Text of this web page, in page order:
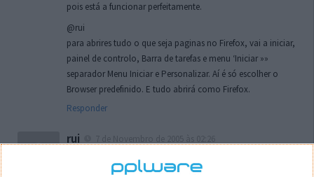
pois está a funcionar perfeitamente.
@rui
para abrires tudo o que seja paginas no Firefox, vai a iniciar,
painel de controlo, Barra de tarefas e menu ‘Iniciar »»
separador Menu Iniciar e Personalizar. Aí é só escolher o
Browser predefinido. E tudo abrirá como Firefox.
Responder
rui
localizaçao referida n se encontra la nada k me permita por